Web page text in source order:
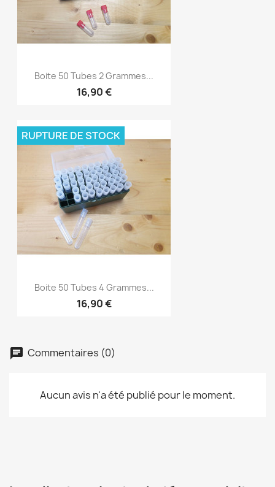
Boite 50 Tubes 2 Grammes...
16,90 €
Boite 50 Tubes 4 Grammes...
16,90 €
RUPTURE DE STOCK
chat Commentaires (0)
Aucun avis n'a été publié pour le moment.